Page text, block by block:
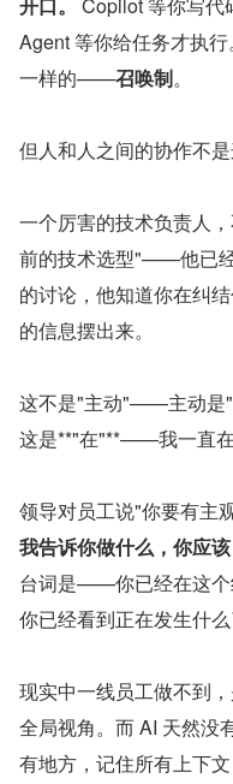
开口。
Copilot 等你写代
Agent 等你给任务才执
一样的——召唤制。
但人和人之间的协作不是
一个厉害的技术负责人
前的技术选型"——他已
的讨论，他知道你在纠
的信息摆出来。
这不是"主动"——主动是"
这是**"在"**——我一直在
领导对员工说"你要有主
我告诉你做什么，你应该
台词是——你已经在这个
你已经看到正在发生什
现实中一线员工做不到
全局视角。而 AI 天然
有地方，记住所有上下文